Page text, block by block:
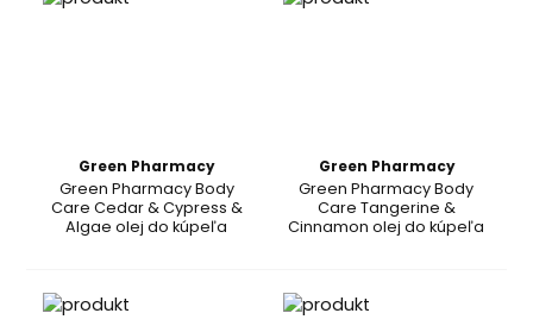
Green Pharmacy
Green Pharmacy Body
Care Cedar & Cypress &
Algae olej do kúpeľa
Green Pharmacy
Green Pharmacy Body
Care Tangerine &
Cinnamon olej do kúpeľa